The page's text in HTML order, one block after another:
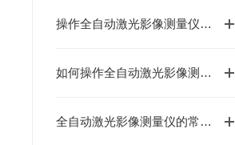
操作全自动激光影像测量仪，这些建议你可以了解下
如何操作全自动激光影像测量仪
全自动激光影像测量仪的常见故障与排查步骤